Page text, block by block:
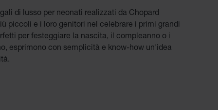
di lusso per neonati realizzati da Chopard
piccoli e i loro genitori nel celebrare i primi grandi
per festeggiare la nascita, il compleanno o i
esprimono con semplicità e know-how un'idea